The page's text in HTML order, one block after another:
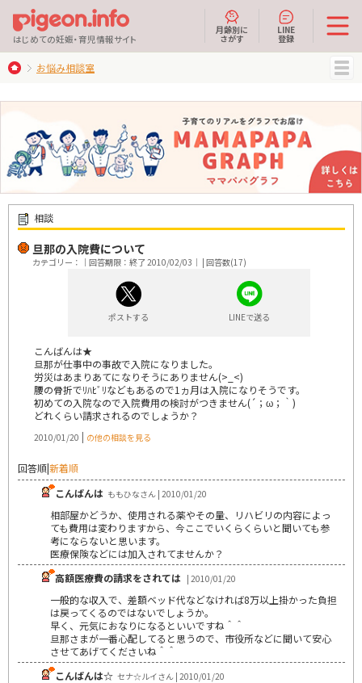
はじめての妊娠・育児情報サイト
月齢別に
さがす
LINE
登録
お悩み相談室
相談
旦那の入院費について
カテゴリー：｜回答期限：終了 2010/02/03｜ | 回答数(17)
ポストする LINEで送る
こんばんは★
旦那が仕事中の事故で入院になりました。
労災はあまりあてになりそうにありません(>_<)
腰の骨折でﾘﾊﾋﾞﾘなどもあるので1ヵ月は入院になりそうです。
初めての入院なので入院費用の検討がつきません(´；ω；｀)
どれくらい請求されるのでしょうか？
2010/01/20 | の他の相談を見る
回答順|新着順
こんばんは ももひなさん | 2010/01/20
相部屋かどうか、使用される薬やその量、リハビリの内容によっ
ても費用は変わりますから、今ここでいくらくらいと聞いても参
考にならないと思います。
医療保険などには加入されてませんか？
高額医療費の請求をされては | 2010/01/20
一般的な収入で、差額ベッド代などなければ8万以上掛かった負担
は戻ってくるのではないでしょうか。
早く、元気におなりになるといいですね＾＾
旦那さまが一番心配してると思うので、市役所などに聞いて安心
させてあげてくださいね＾＾
こんばんは☆ セナ☆ルイさん | 2010/01/20